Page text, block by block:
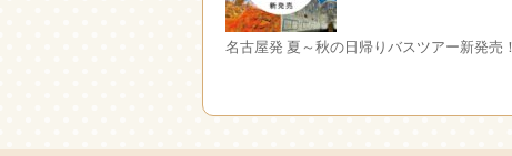
名古屋発 夏～秋の日帰りバスツアー新発売！